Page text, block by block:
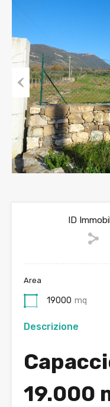
Previous
ID
Area
19000 mq
Descrizione
19.000